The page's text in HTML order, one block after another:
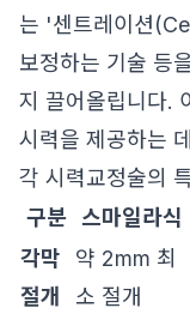
는 '센트레이션
보정하는 기술 등
지 끌어올립니다.
시력을 제공하는
각 시력교정술의
구분
스마일라식
각막
절개
약 2mm 최
소 절개